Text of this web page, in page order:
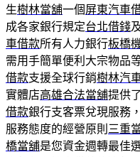
生樹林當舖一個屏東汽車
成各家銀行規定台北借錢
車借款所有人力銀行板橋
需用手簡單便利大宗物品
借款支援全球行銷樹林汽
實體店高雄合法當舖提供了
借款銀行支客票兌現服務，
服務態度的經營原則 三重
橋當舖是您資金週轉最佳